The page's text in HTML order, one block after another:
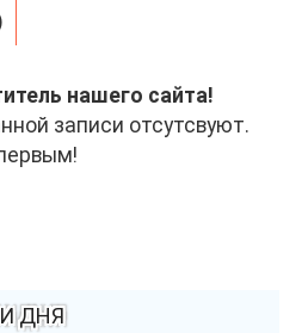
нашего сайта!
записи отсутсвуют.
ДНЯ